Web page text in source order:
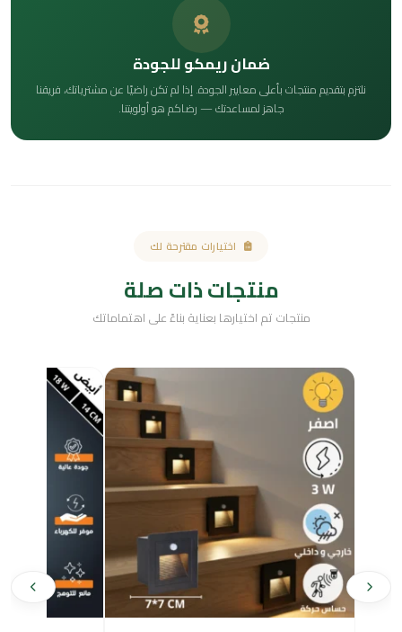
ضمان ريمكو للجودة
نلتزم بتقديم منتجات بأعلى معايير الجودة. إذا لم تكن راضيًا عن مشترياتك، فريقنا
جاهز لمساعدتك — رضاكم هو أولويتنا.
اختيارات مقترحة لك
منتجات ذات صلة
منتجات تم اختيارها بعناية بناءً على اهتماماتك